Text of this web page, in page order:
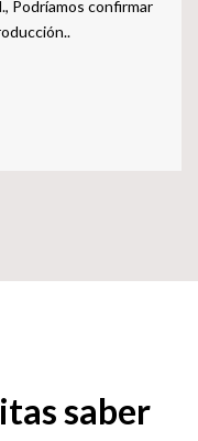
Podríamos confirmar
saber